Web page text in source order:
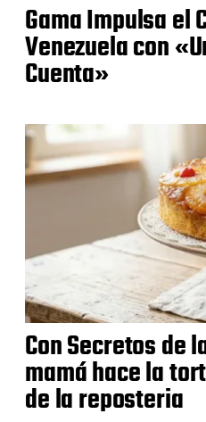
Gama Impulsa el
Venezuela con
Cuenta»
Con Secretos de
mamá hace la
de la reposteria